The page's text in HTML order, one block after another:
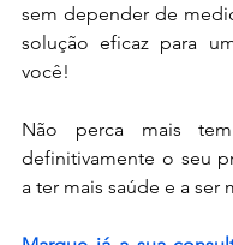
sem depender de
solução eficaz para
você!
Não perca mais
definitivamente o seu
a ter mais saúde e a ser